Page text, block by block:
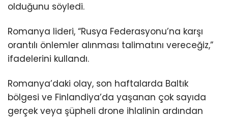
olduğunu söyledi.
Romanya lideri, “Rusya Federasyonu’na karşı
orantılı önlemler alınması talimatını vereceğiz,”
ifadelerini kullandı.
Romanya’daki olay, son haftalarda Baltık
bölgesi ve Finlandiya’da yaşanan çok sayıda
gerçek veya şüpheli drone ihlalinin ardından